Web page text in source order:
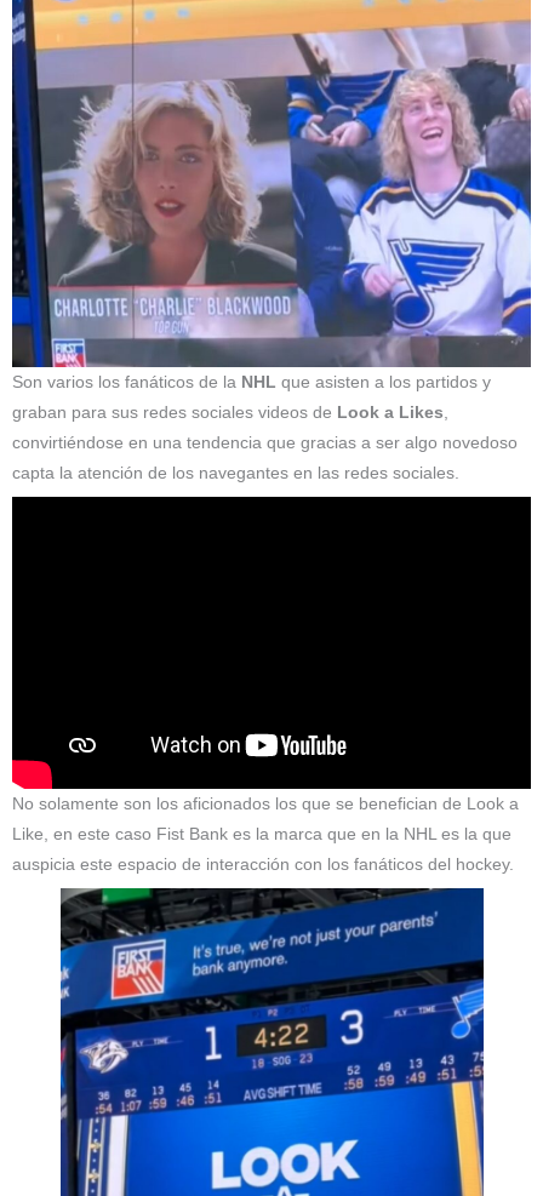
Son varios los fanáticos de la NHL que asisten a los partidos y
graban para sus redes sociales videos de Look a Likes,
convirtiéndose en una tendencia que gracias a ser algo novedoso
capta la atención de los navegantes en las redes sociales.
No solamente son los aficionados los que se benefician de Look a
Like, en este caso Fist Bank es la marca que en la NHL es la que
auspicia este espacio de interacción con los fanáticos del hockey.